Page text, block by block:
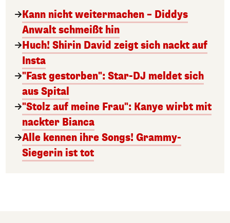
Kann nicht weitermachen – Diddys
Anwalt schmeißt hin
Huch! Shirin David zeigt sich nackt auf
Insta
"Fast gestorben": Star-DJ meldet sich
aus Spital
"Stolz auf meine Frau": Kanye wirbt mit
nackter Bianca
Alle kennen ihre Songs! Grammy-
Siegerin ist tot